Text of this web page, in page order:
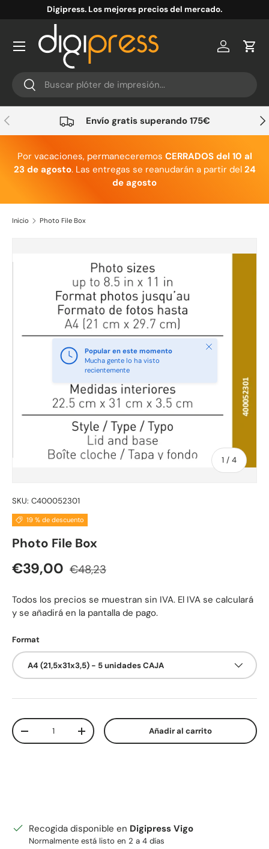
Ir al contenido
Digipress. Los mejores precios del mercado.
Buscar
Buscar
Cuenta
Anterior Envío gratis superando 175€
Por vacaciones, permaneceremos CERRADOS del 10 al
23 de agosto. Las entregas se reanudarán a partir del 24
de agosto
Inicio Photo File Box
1 / de
4
Popular en este momento
Mucha gente lo ha visto
recientemente
Cerrar
SKU: C400052301
19 % de descuento
Photo File Box
Precio de venta
€39,00 Precio normal
€48,23
Todos los precios se muestran sin IVA. El IVA se calculará
y se añadirá en la pantalla de pago.
Format
A4 (21,5x31x3,5) - 5 unidades CAJA
Cant.
Disminuir cantidadAumentar la cantidadAñadir al carrito
Recogida disponible en Digipress Vigo
Normalmente está listo en 2 a 4 días